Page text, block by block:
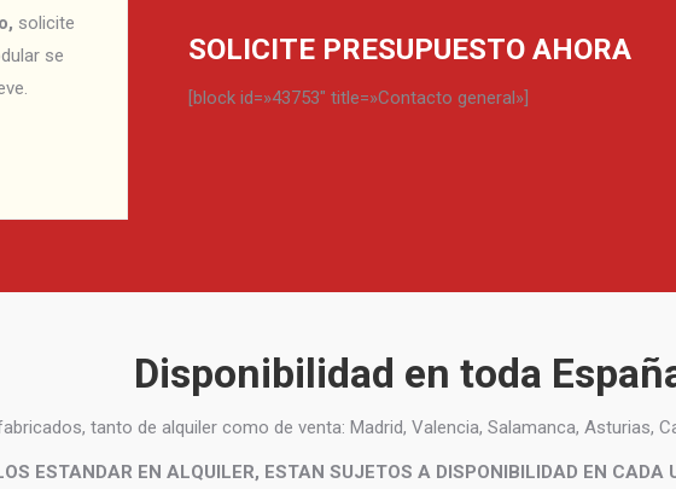
solicite
se
SOLICITE PRESUPUESTO AHORA
[block id=»43753″ title=»Contacto general»]
Disponibilidad en toda
tanto de alquiler como de venta: Madrid, Valencia, Salamanca, Asturias,
ESTANDAR EN ALQUILER, ESTAN SUJETOS A DISPONIBILIDAD EN CADA